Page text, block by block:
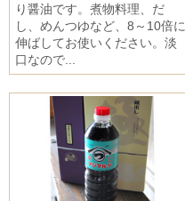
り醤油です。煮物料理、だ
し、めんつゆなど、8～10倍に
伸ばしてお使いください。淡
口なので...